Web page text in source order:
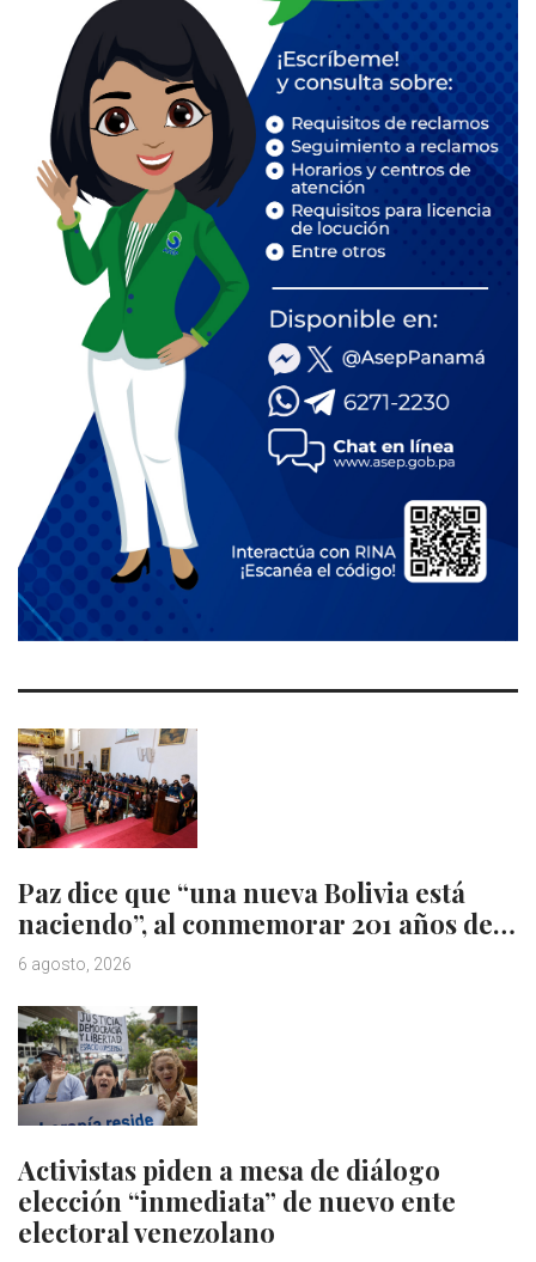
Paz dice que “una nueva Bolivia está
naciendo”, al conmemorar 201 años de…
6 agosto, 2026
Activistas piden a mesa de diálogo
elección “inmediata” de nuevo ente
electoral venezolano